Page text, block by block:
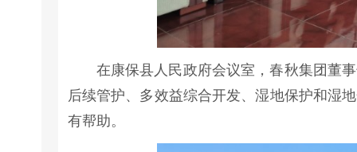
在康保县人民政府会议室，春秋集团董
后续管护、多效益综合开发、湿地保护和湿
有帮助。